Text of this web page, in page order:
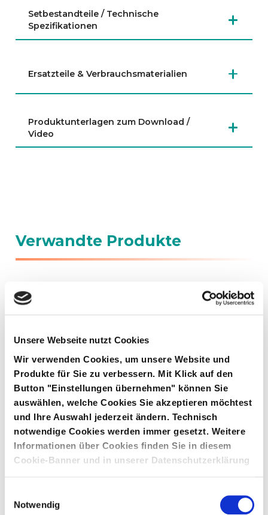
Unsere Webseite nutzt Cookies
Wir verwenden Cookies, um unsere Website und
Produkte für Sie zu verbessern. Mit Klick auf den
Button "Einstellungen übernehmen" können Sie
auswählen, welche Cookies Sie akzeptieren möchtest
und Ihre Auswahl jederzeit ändern. Technisch
notwendige Cookies werden immer gesetzt. Weitere
Informationen über Cookies finden Sie in diesem
Cookie-Banner und in unserer Datenschutzerklärung
Notwendig
Setbestandteile / Technische
Spezifikationen
Ersatzteile & Verbrauchsmaterialien
Produktunterlagen zum Download /
Video
Verwandte Produkte